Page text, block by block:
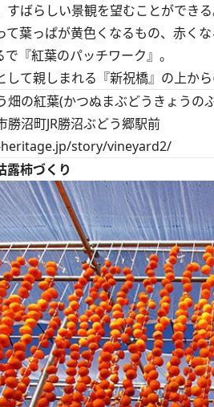
すばらしい景観を望むことができ
て葉っぱが黄色くなるもの、赤く
『紅葉のパッチワーク』。
て親しまれる『新祝橋』の上か
畑の紅葉(かつぬまぶどうきょうの
沼町JR勝沼ぶどう郷駅前
story/vineyard2/
柿づくり